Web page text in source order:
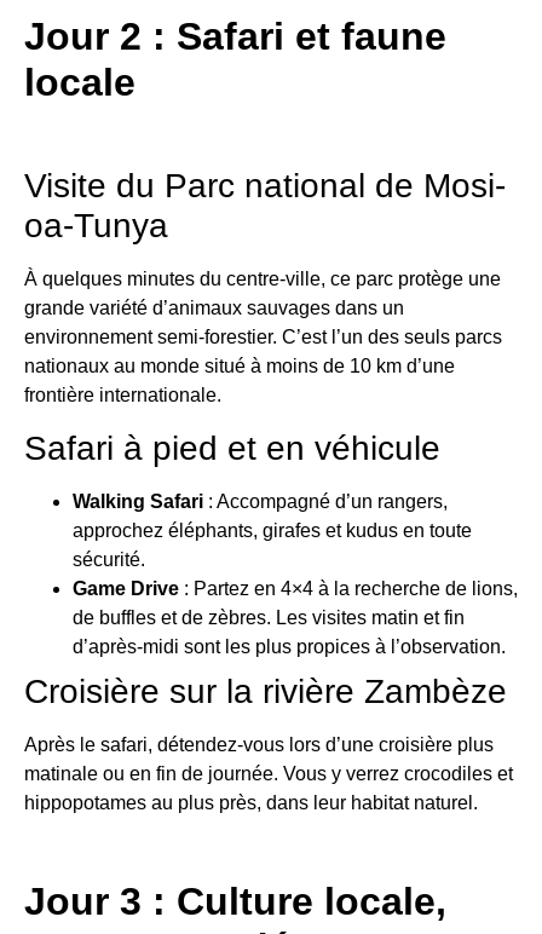
Jour 2 : Safari et faune
locale
Visite du Parc national de Mosi-
oa-Tunya
À quelques minutes du centre-ville, ce parc protège une
grande variété d’animaux sauvages dans un
environnement semi-forestier. C’est l’un des seuls parcs
nationaux au monde situé à moins de 10 km d’une
frontière internationale.
Safari à pied et en véhicule
Walking Safari : Accompagné d’un rangers,
approchez éléphants, girafes et kudus en toute
sécurité.
Game Drive : Partez en 4×4 à la recherche de lions,
de buffles et de zèbres. Les visites matin et fin
d’après-midi sont les plus propices à l’observation.
Croisière sur la rivière Zambèze
Après le safari, détendez-vous lors d’une croisière plus
matinale ou en fin de journée. Vous y verrez crocodiles et
hippopotames au plus près, dans leur habitat naturel.
Jour 3 : Culture locale,